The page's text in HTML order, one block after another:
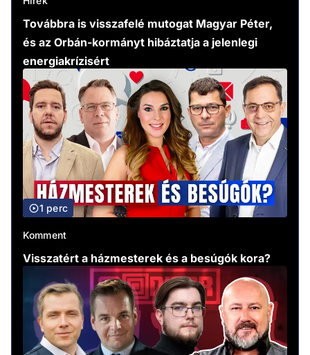
Továbbra is visszafelé mutogat Magyar Péter,
és az Orbán-kormányt hibáztatja a jelenlegi
energiakrízisért
1 perc
Komment
Visszatért a házmesterek és a besúgók kora?